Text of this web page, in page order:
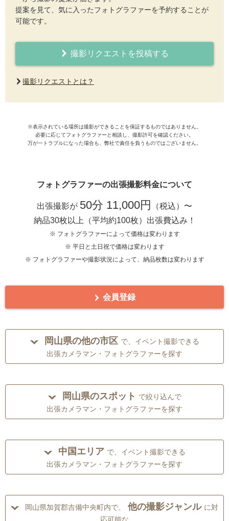
提案を見て、気に入ったフォトグラファーを予約することが
可能です。
撮影リクエストを投稿する
撮影リクエストとは？
※表示されている場所は撮影ができることを保証するものではありません。
必要に応じてフォトグラファーと相談し、撮影許可を確認ください。
万が一トラブルになった場合も、弊社で責任を負うものではございません。
フォトグラファーの出張撮影料金について
出張撮影が 50分 11,000円
（税込）〜
納品30枚以上（平均約100枚）出張費込み！
※ フォトグラファーによって価格は変わります
※ 平日と土日祝で価格は変わります
※ フォトグラファーや撮影状況によって、納品枚数は変わります
会員登録
岡山県の他の市区 で、イベント撮影できる
出張カメラマン・フォトグラファーを探す
岡山県のスポット で絞り込んで
出張カメラマン・フォトグラファーを探す
中国エリア で、イベント撮影できる
出張カメラマン・フォトグラファーを探す
岡山県加賀郡吉備中央町内で、 他の撮影ジャンル に対